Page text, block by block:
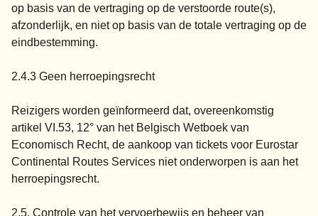
op basis van de vertraging op de verstoorde route(s),
afzonderlijk, en niet op basis van de totale vertraging op de
eindbestemming.
2.4.3 Geen herroepingsrecht
Reizigers worden geïnformeerd dat, overeenkomstig
artikel VI.53, 12° van het Belgisch Wetboek van
Economisch Recht, de aankoop van tickets voor Eurostar
Continental Routes Services niet onderworpen is aan het
herroepingsrecht.
2.5. Controle van het vervoerbewijs en beheer van